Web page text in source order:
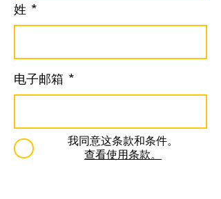
姓
电子邮箱
我同意这条款和条件。
查看使用条款。